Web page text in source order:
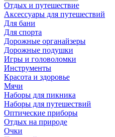
Отдых и путешествие
Аксессуары для путешествий
Для бани
Для спорта
Дорожные органайзеры
Дорожные подушки
Игры и головоломки
Инструменты
Красота и здоровье
Мячи
Наборы для пикника
Наборы для путешествий
Оптические приборы
Отдых на природе
Очки